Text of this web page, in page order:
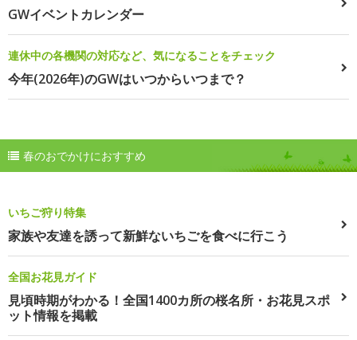
GWイベントカレンダー
連休中の各機関の対応など、気になることをチェック
今年(2026年)のGWはいつからいつまで？
春のおでかけにおすすめ
いちご狩り特集
家族や友達を誘って新鮮ないちごを食べに行こう
全国お花見ガイド
見頃時期がわかる！全国1400カ所の桜名所・お花見スポ
ット情報を掲載